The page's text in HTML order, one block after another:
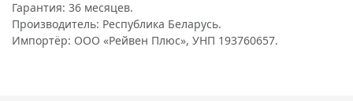
Гарантия: 36 месяцев.
Производитель: Республика Беларусь.
Импортёр: ООО «Рейвен Плюс», УНП 193760657.